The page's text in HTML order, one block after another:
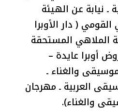
ـ نيابة عن الهيئة
( دار الأوبرا
الملاهي المستحقة
أوبرا عايدة –
والغناء ـ
العربية ـ مهرجان
والغناء).